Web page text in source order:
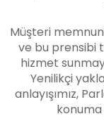
Müşteri
ve bu prensibi
hizmet
Yenilikçi
anlayışımız,
konuma